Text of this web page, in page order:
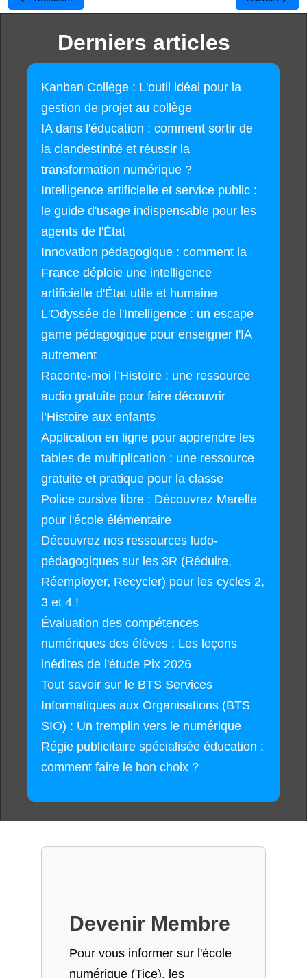
Derniers articles
Kanban Collège : L'outil idéal pour la
gestion de projet au collège
IA dans l'éducation : comment sortir de
la clandestinité et réussir la
transformation numérique ?
Intelligence artificielle et service public :
le guide d'usage indispensable pour les
agents de l'État
Innovation pédagogique : comment la
France déploie une intelligence
artificielle d'État utile et humaine
L'Odyssée de l'Intelligence : un escape
game pédagogique pour enseigner l'IA
autrement
Raconte-moi l’Histoire : une ressource
audio gratuite pour faire découvrir
l’Histoire aux enfants
Application en ligne pour apprendre les
tables de multiplication : une ressource
gratuite et pratique pour la classe
Police cursive libre : Découvrez Marelle
pour l'école élémentaire
Découvrez nos ressources ludo-
pédagogiques sur les 3R (Réduire,
Réemployer, Recycler) pour les cycles 2,
3 et 4 !
Évaluation des compétences
numériques des élèves : Les leçons
inédites de l'étude Pix 2026
Tout savoir sur le BTS Services
Informatiques aux Organisations (BTS
SIO) : Un tremplin vers le numérique
Régie publicitaire spécialisée éducation :
comment faire le bon choix ?
Devenir Membre
Pour vous informer sur l'école
numérique (Tice), les